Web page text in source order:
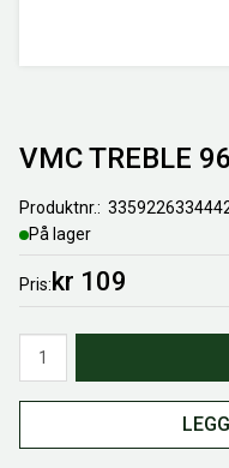
VMC TREBLE
Produktnr.
På lager
Pris kr 109